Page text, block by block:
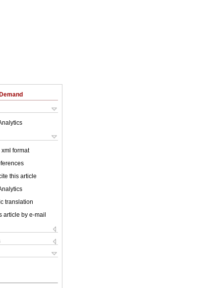
format
this article
translation
article by e-mail